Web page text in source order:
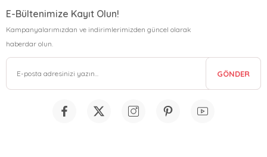
E-Bültenimize Kayıt Olun!
Kampanyalarımızdan ve indirimlerimizden güncel olarak
haberdar olun.
GÖNDER